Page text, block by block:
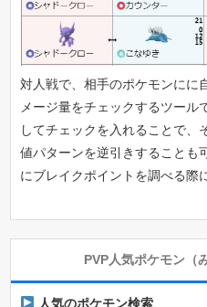
対人戦で、相手のポケモンにに
メージ量をチェックするツー
してチェックを入れることで、
値パターンを逆引きすることも
にブレイクポイントを調べる際
PVP人気ポケモン（
人気のポケモン検索